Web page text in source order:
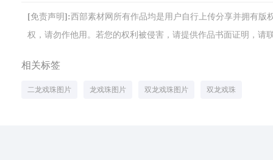
[免责声明]:西部素材网所有作品均是用户自行上传分享并拥有
权，请勿作他用。若您的权利被侵害，请提供作品书面证明，请
相关标签
二龙戏珠图片 龙戏珠图片 双龙戏珠图片 双龙戏珠